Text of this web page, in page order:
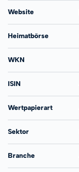
Website
Heimatbörse
WKN
ISIN
Wertpapierart
Sektor
Branche